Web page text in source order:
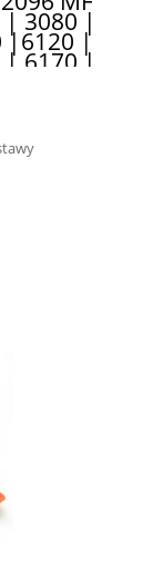
| 3080 |
|6120 |
| 6170 |
| 6245 |
|
-